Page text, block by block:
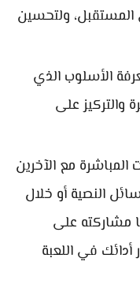
المستقبل، ولتحسين
الأسلوب الذي
والتركيز على
مع الآخرين
النصية أو خلال
مشاركته على
في اللعبة